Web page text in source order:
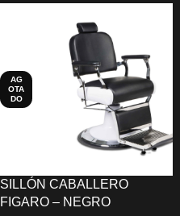
AG
OTA
DO
SILLÓN CABALLERO
FIGARO – NEGRO